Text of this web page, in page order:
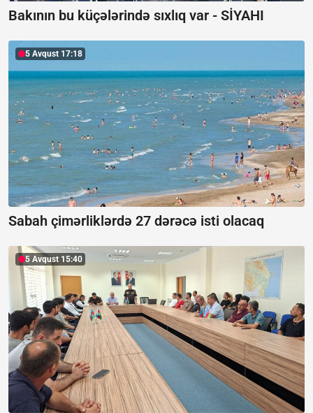
Bakının bu küçələrində sıxlıq var - SİYAHI
5 Avqust 17:18
Sabah çimərliklərdə 27 dərəcə isti olacaq
5 Avqust 15:40